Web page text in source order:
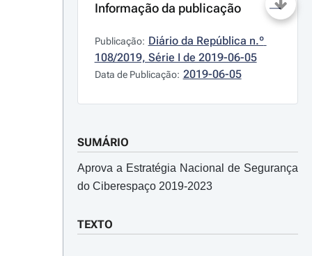
Informação da publicação
Publicação: Diário da República n.º
108/2019, Série I de 2019-06-05
Data de Publicação: 2019-06-05
SUMÁRIO
Aprova a Estratégia Nacional de Segurança
do Ciberespaço 2019-2023
TEXTO